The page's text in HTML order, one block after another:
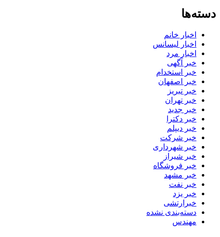
دسته‌ها
اخبار خانم
اخبار لیسانس
اخبار مرد
خبر آگهی
خبر استخدام
خبر اصفهان
خبر تبریز
خبر تهران
خبر جدید
خبر دکترا
خبر دیپلم
خبر شرکت
خبر شهرداری
خبر شیراز
خبر فروشگاه
خبر مشهد
خبر نفت
خبر یزد
خبرارتشی
دسته‌بندی نشده
مهندس